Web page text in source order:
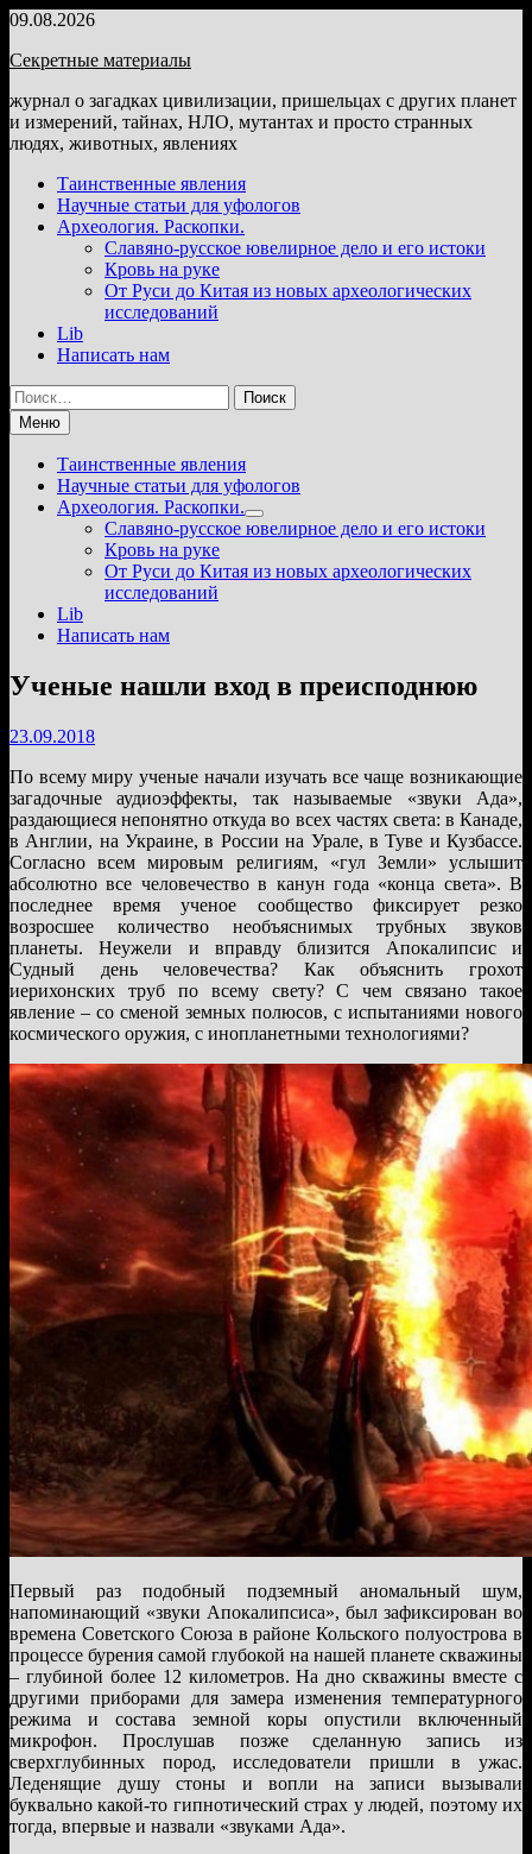
Перейти
содержимому
09.08.2026
Секретные материалы
журнал о загадках цивилизации, пришельцах с других планет
и измерений, тайнах, НЛО, мутантах и просто странных
людях, животных, явлениях
Таинственные явления
Научные статьи для уфологов
Археология. Раскопки.
Славяно-русское ювелирное дело и его истоки
Кровь на руке
От Руси до Китая из новых археологических
исследований
Lib
Написать нам
Найти:
Меню
Таинственные явления
Научные статьи для уфологов
Археология. Раскопки.
Показать
подменю
Славяно-русское ювелирное дело и его истоки
Кровь на руке
От Руси до Китая из новых археологических
исследований
Lib
Написать нам
Ученые нашли вход в преисподнюю
23.09.2018
По всему миру ученые начали изучать все чаще возникающие
загадочные аудиоэффекты, так называемые «звуки Ада»,
раздающиеся непонятно откуда во всех частях света: в Канаде,
в Англии, на Украине, в России на Урале, в Туве и Кузбассе.
Согласно всем мировым религиям, «гул Земли» услышит
абсолютно все человечество в канун года «конца света». В
последнее время ученое сообщество фиксирует резко
возросшее количество необъяснимых трубных звуков
планеты. Неужели и вправду близится Апокалипсис и
Судный день человечества? Как объяснить грохот
иерихонских труб по всему свету? С чем связано такое
явление – со сменой земных полюсов, с испытаниями нового
космического оружия, с инопланетными технологиями?
Первый раз подобный подземный аномальный шум,
напоминающий «звуки Апокалипсиса», был зафиксирован во
времена Советского Союза в районе Кольского полуострова в
процессе бурения самой глубокой на нашей планете скважины
– глубиной более 12 километров. На дно скважины вместе с
другими приборами для замера изменения температурного
режима и состава земной коры опустили включенный
микрофон. Прослушав позже сделанную запись из
сверхглубинных пород, исследователи пришли в ужас.
Леденящие душу стоны и вопли на записи вызывали
буквально какой-то гипнотический страх у людей, поэтому их
тогда, впервые и назвали «звуками Ада».